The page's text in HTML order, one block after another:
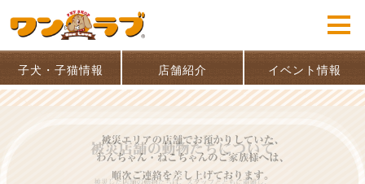
子犬・子猫情報 店舗紹介 イベント情報